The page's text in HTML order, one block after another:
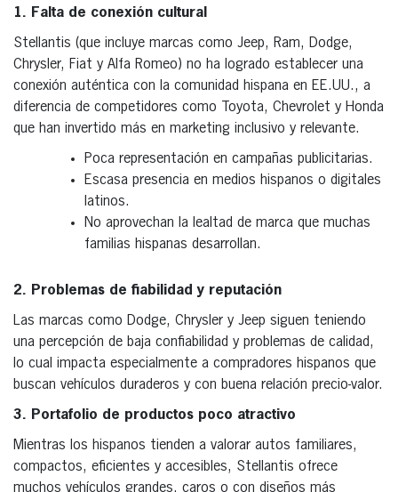
1. Falta de conexión cultural
Stellantis (que incluye marcas como Jeep, Ram, Dodge,
Chrysler, Fiat y Alfa Romeo) no ha logrado establecer una
conexión auténtica con la comunidad hispana en EE.UU., a
diferencia de competidores como Toyota, Chevrolet y Honda
que han invertido más en marketing inclusivo y relevante.
Poca representación en campañas publicitarias.
Escasa presencia en medios hispanos o digitales
latinos.
No aprovechan la lealtad de marca que muchas
familias hispanas desarrollan.
2. Problemas de fiabilidad y reputación
Las marcas como Dodge, Chrysler y Jeep siguen teniendo
una percepción de baja confiabilidad y problemas de calidad,
lo cual impacta especialmente a compradores hispanos que
buscan vehículos duraderos y con buena relación precio-valor.
3. Portafolio de productos poco atractivo
Mientras los hispanos tienden a valorar autos familiares,
compactos, eficientes y accesibles, Stellantis ofrece
muchos vehículos grandes, caros o con diseños más